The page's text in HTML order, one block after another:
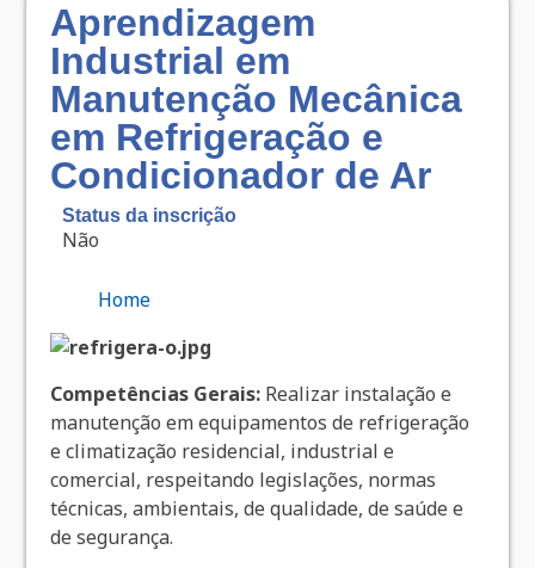
Aprendizagem
Industrial em
Manutenção Mecânica
em Refrigeração e
Condicionador de Ar
Status da inscrição
Não
Home
Competências Gerais: Realizar instalação e
manutenção em equipamentos de refrigeração
e climatização residencial, industrial e
comercial, respeitando legislações, normas
técnicas, ambientais, de qualidade, de saúde e
de segurança.